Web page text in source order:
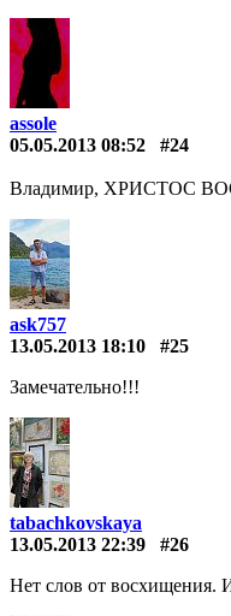
assole
05.05.2013 08:52
#24
Владимир, ХРИСТОС
ask757
13.05.2013 18:10
#25
Замечательно!!!
tabachkovskaya
13.05.2013 22:39
#26
Нет слов от восхищения.